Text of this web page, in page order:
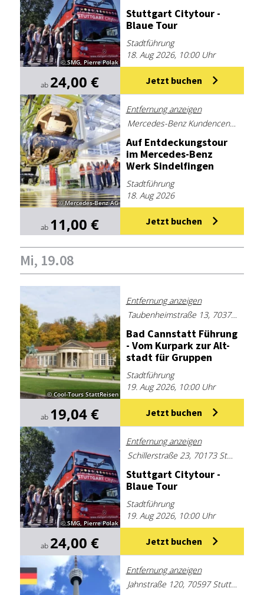
© SMG, Pierre Polak
Stutt­gart Ci­ty­tour -
Blaue Tour
Stadtführung
18. Aug 2026, 10:00 Uhr
ab 24,00 € Jetzt buchen
© Mercedes-Benz AG
Entfernung anzeigen
Mercedes-Benz Kundencenter Sindelfingen
Auf Ent­de­ckungs­tour
im Mer­ce­des-Benz
Werk Sin­del­fin­gen
Stadtführung
18. Aug 2026
ab 11,00 € Jetzt buchen
Mi, 19.08
© Cool-Tours StattReisen
Entfernung anzeigen
Taubenheimstraße 13, 70372 Stuttgart, Deutschland
Bad Cann­statt Füh­rung
- Vom Kur­park zur Alt­
stadt für Grup­pen
Stadtführung
19. Aug 2026, 10:00 Uhr
ab 19,04 € Jetzt buchen
© SMG, Pierre Polak
Entfernung anzeigen
Schillerstraße 23, 70173 Stuttgart
Stutt­gart Ci­ty­tour -
Blaue Tour
Stadtführung
19. Aug 2026, 10:00 Uhr
ab 24,00 € Jetzt buchen
Entfernung anzeigen
Jahnstraße 120, 70597 Stuttgart, Deutschland